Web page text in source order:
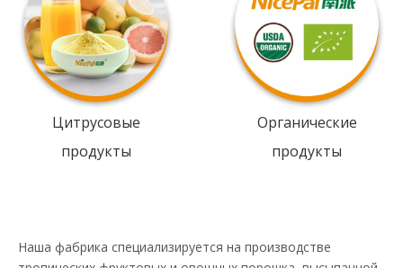
Цитрусовые
продукты
Органические
продукты
Наша фабрика специализируется на производстве